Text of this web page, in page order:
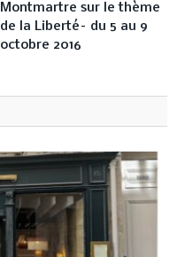
Montmartre sur le thème
de la Liberté– du 5 au 9
octobre 2016